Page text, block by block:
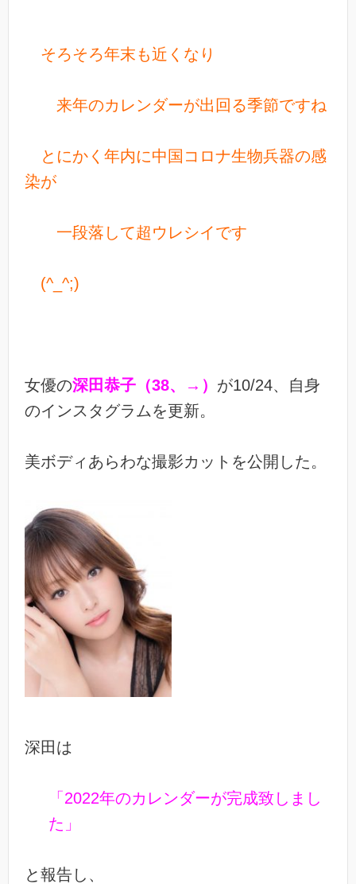
そろそろ年末も近くなり
来年のカレンダーが出回る季節ですね
とにかく年内に中国コロナ生物兵器の感
染が
一段落して超ウレシイです
(^_^;)
女優の深田恭子（38、→） が10/24、自身
のインスタグラムを更新。
美ボディあらわな撮影カットを公開した。
深田は
「2022年のカレンダーが完成致しまし
た」
と報告し、